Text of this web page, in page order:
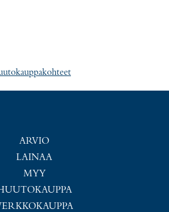
ARVIO
LAINAA
MYY